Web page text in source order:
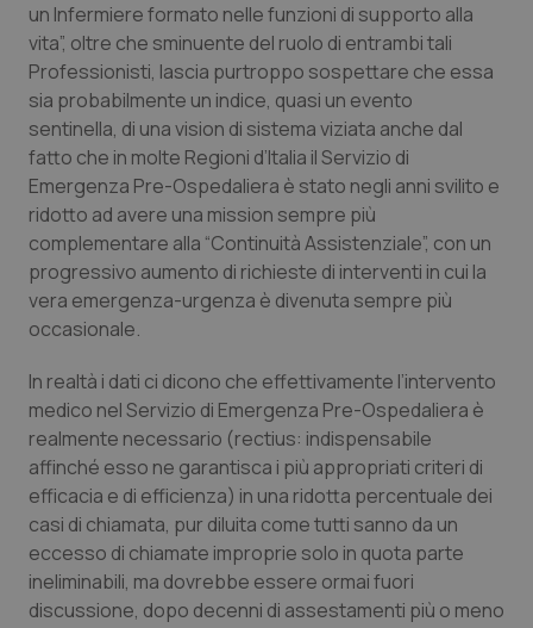
Provincia Autonoma di Trento
Puglia
Sardegna
Sicilia
Toscana
Umbria
Valle D’Aosta
Veneto
Ipertensione & Scompenso
Malattie rare
Malattia di Crohn & Rettocolite Ulcerosa
Neuroscienze & patologie neurodegenerative
Obesità
Oftalmologia
Oncodermatologia
Oncoematologia
Oncologia & Nutrizione
Psoriasi & pelle
un Infermiere formato nelle funzioni di supporto alla
vita”, oltre che sminuente del ruolo di entrambi tali
Professionisti, lascia purtroppo sospettare che essa
sia probabilmente un indice, quasi un evento
sentinella, di una vision di sistema viziata anche dal
fatto che in molte Regioni d’Italia il Servizio di
Emergenza Pre-Ospedaliera è stato negli anni svilito e
ridotto ad avere una mission sempre più
complementare alla “Continuità Assistenziale”, con un
progressivo aumento di richieste di interventi in cui la
vera emergenza-urgenza è divenuta sempre più
occasionale.
In realtà i dati ci dicono che effettivamente l’intervento
medico nel Servizio di Emergenza Pre-Ospedaliera è
realmente necessario (rectius: indispensabile
affinché esso ne garantisca i più appropriati criteri di
efficacia e di efficienza) in una ridotta percentuale dei
casi di chiamata, pur diluita come tutti sanno da un
eccesso di chiamate improprie solo in quota parte
ineliminabili, ma dovrebbe essere ormai fuori
discussione, dopo decenni di assestamenti più o meno